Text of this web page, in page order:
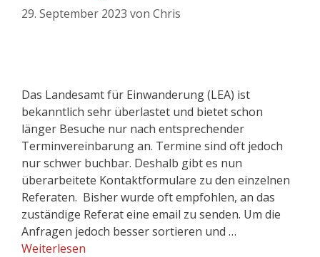
29. September 2023 von Chris
Das Landesamt für Einwanderung (LEA) ist
bekanntlich sehr überlastet und bietet schon
länger Besuche nur nach entsprechender
Terminvereinbarung an. Termine sind oft jedoch
nur schwer buchbar. Deshalb gibt es nun
überarbeitete Kontaktformulare zu den einzelnen
Referaten. Bisher wurde oft empfohlen, an das
zuständige Referat eine email zu senden. Um die
Anfragen jedoch besser sortieren und …
Weiterlesen